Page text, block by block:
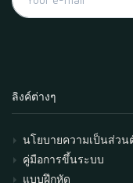
ลิงค์ต่างๆ
นโยบายความเป็นส่วน
คู่มือการขึ้นระบบ
แบบฝึกหัด